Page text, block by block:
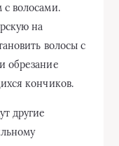
волосами.
на
волосы с
обрезание
кончиков.
другие